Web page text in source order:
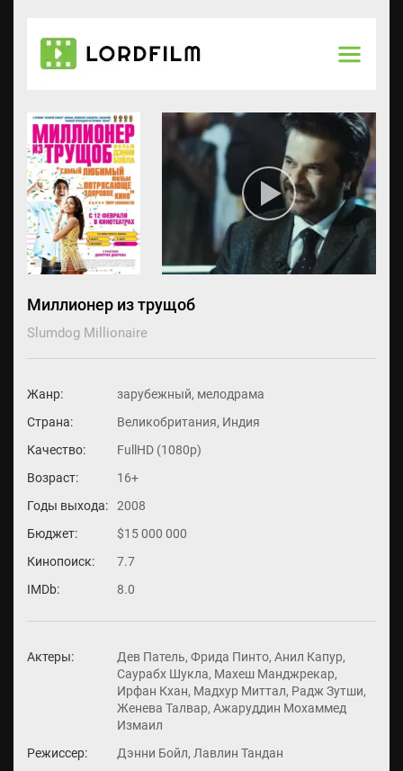
Миллионер из трущоб
Slumdog Millionaire
Жанр:
зарубежный, мелодрама
Страна:
Великобритания, Индия
Качество:
FullHD (1080p)
Возраст:
16+
Годы выхода:
2008
Бюджет:
$15 000 000
Кинопоиск:
7.7
IMDb:
8.0
Актеры:
Дев Патель, Фрида Пинто, Анил Капур,
Саурабх Шукла, Махеш Манджрекар,
Ирфан Кхан, Мадхур Миттал, Радж Зутши,
Женева Талвар, Ажаруддин Мохаммед
Измаил
Режиссер:
Дэнни Бойл, Лавлин Тандан